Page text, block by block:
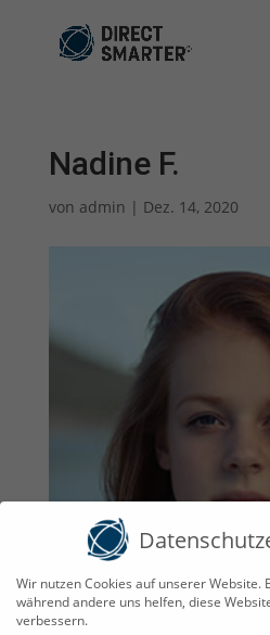
Nadine F.
von admin | Dez. 14, 2020
Wir nutzen Cookies auf unserer Website.
während andere uns helfen, diese
verbessern.